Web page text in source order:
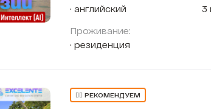
английский
Проживание:
резиденция
3
👍🏼 РЕКОМЕНДУЕМ